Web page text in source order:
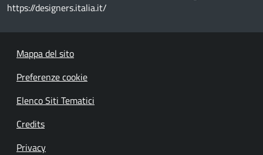
https://designers.italia.it/
Mappa del sito
Preferenze cookie
Elenco Siti Tematici
Credits
Privacy